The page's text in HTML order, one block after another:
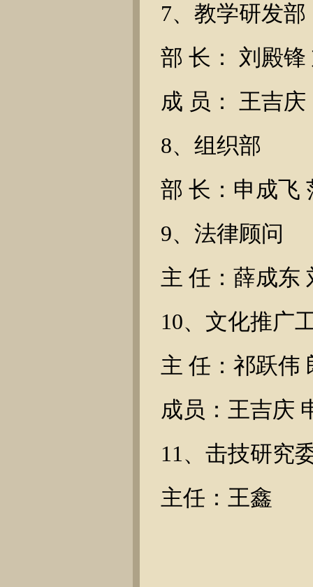
7、教学研发部
部 长： 刘殿锋
成 员： 王吉庆
8、组织部
部 长：申成飞
9、法律顾问
主 任：薛成东
10、文化推广
主 任：祁跃伟
成员：王吉庆
11、击技研究
主任：王鑫